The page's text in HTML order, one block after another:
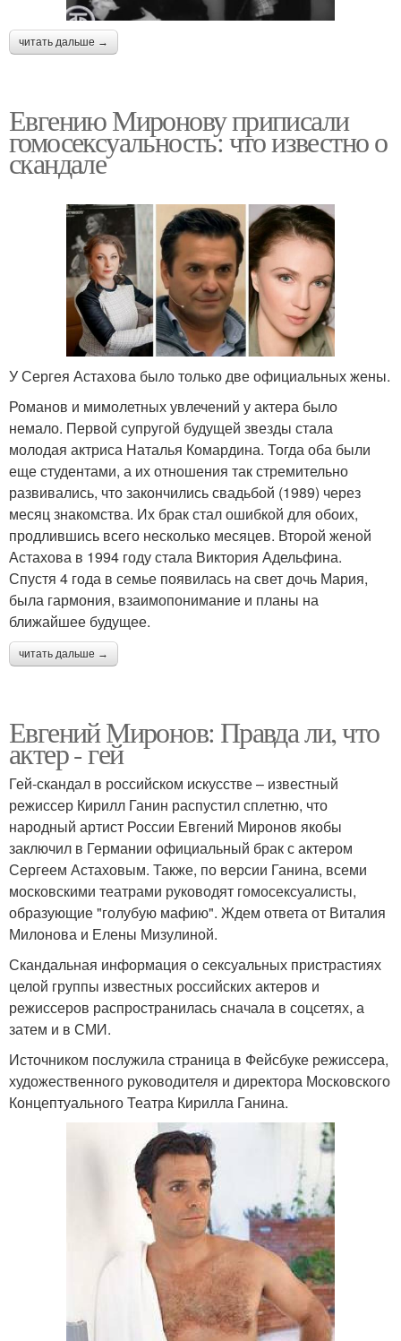
читать дальше →
Евгению Миронову приписали
гомосексуальность: что известно о
скандале
У Сергея Астахова было только две официальных жены.
Романов и мимолетных увлечений у актера было
немало. Первой супругой будущей звезды стала
молодая актриса Наталья Комардина. Тогда оба были
еще студентами, а их отношения так стремительно
развивались, что закончились свадьбой (1989) через
месяц знакомства. Их брак стал ошибкой для обоих,
продлившись всего несколько месяцев. Второй женой
Астахова в 1994 году стала Виктория Адельфина.
Спустя 4 года в семье появилась на свет дочь Мария,
была гармония, взаимопонимание и планы на
ближайшее будущее.
читать дальше →
Евгений Миронов: Правда ли, что
актер - гей
Гей-скандал в российском искусстве – известный
режиссер Кирилл Ганин распустил сплетню, что
народный артист России Евгений Миронов якобы
заключил в Германии официальный брак с актером
Сергеем Астаховым. Также, по версии Ганина, всеми
московскими театрами руководят гомосексуалисты,
образующие "голубую мафию". Ждем ответа от Виталия
Милонова и Елены Мизулиной.
Скандальная информация о сексуальных пристрастиях
целой группы известных российских актеров и
режиссеров распространилась сначала в соцсетях, а
затем и в СМИ.
Источником послужила страница в Фейсбуке режиссера,
художественного руководителя и директора Московского
Концептуального Театра Кирилла Ганина.